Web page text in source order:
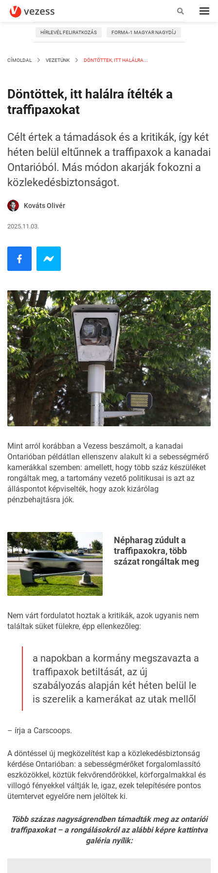
HÍRLEVÉL FELIRATKOZÁS FORMA-1 MAGYAR NAGYDÍJ
CÍMOLDAL VEZETÜNK DÖNTÖTTEK, ITT HALÁLRA...
Döntöttek, itt halálra ítélték a
traffipaxokat
Célt értek a támadások és a kritikák, így két
héten belül eltűnnek a traffipaxok a kanadai
Ontarióból. Más módon akarják fokozni a
közlekedésbiztonságot.
Kováts Olivér
2025.11.03.
Mint arról korábban a Vezess beszámolt, a kanadai
Ontarióban példátlan ellenszenv alakult ki a sebességmérő
kamerákkal szemben: amellett, hogy több száz készüléket
rongáltak meg, a tartomány vezető politikusai is azt az
álláspontot képviselték, hogy azok kizárólag
pénzbehajtásra jók.
Népharag zúdult a
traffipaxokra, több
százat rongáltak meg
Nem várt fordulatot hoztak a kritikák, azok ugyanis nem
találtak süket fülekre, épp ellenkezőleg:
a napokban a kormány megszavazta a
traffipaxok betiltását, az új
szabályozás alapján két héten belül le
is szerelik a kamerákat az utak mellől
– írja a Carscoops.
A döntéssel új megközelítést kap a közlekedésbiztonság
kérdése Ontarióban: a sebességmérőket forgalomlassító
eszközökkel, köztük fekvőrendőrökkel, körforgalmakkal és
villogó fényekkel váltják le, igaz, ezek telepítésére pontos
ütemtervet egyelőre nem jelöltek ki.
Több százas nagyságrendben támadták meg az ontariói
traffipaxokat – a rongálásokról az alábbi képre kattintva
galéria nyílik: